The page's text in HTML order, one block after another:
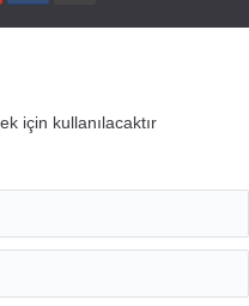
için kullanılacaktır